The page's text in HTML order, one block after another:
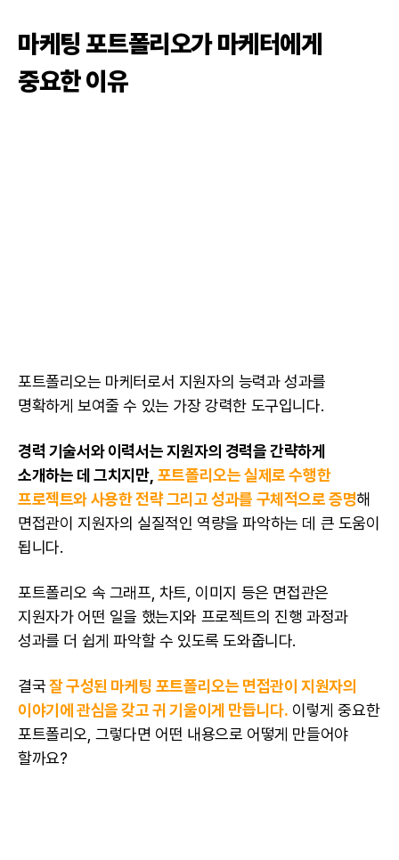
마케팅포트폴리오가 마케터에게
중요한 이유
포트폴리오는 마케터로서 지원자의 능력과 성과를
명확하게 보여줄 수 있는 가장 강력한 도구입니다.
경력 기술서와이력서는 지원자의 경력을 간략하게
소개하는 데 그치지만, 포트폴리오는 실제로 수행한
프로젝트와 사용한 전략 그리고 성과를 구체적으로 증명해
면접관이 지원자의 실질적인 역량을 파악하는 데 큰 도움이
됩니다.
포트폴리오 속 그래프, 차트, 이미지 등은 면접관은
지원자가 어떤 일을 했는지와 프로젝트의 진행 과정과
성과를 더 쉽게 파악할 수 있도록 도와줍니다.
결국잘 구성된 마케팅 포트폴리오는 면접관이 지원자의
이야기에 관심을 갖고 귀 기울이게 만듭니다. 이렇게 중요한
포트폴리오, 그렇다면 어떤 내용으로 어떻게 만들어야
할까요?